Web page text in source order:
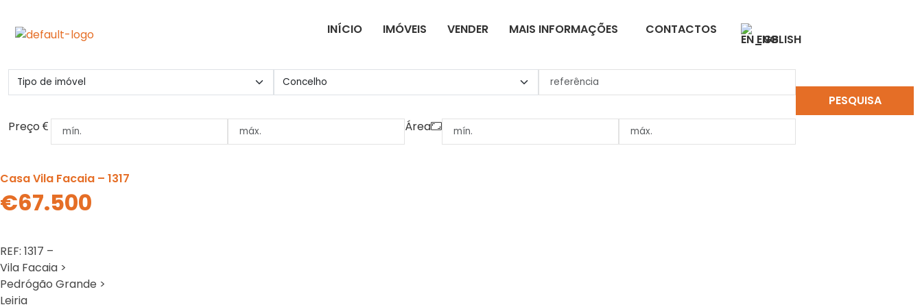
INÍCIO IMÓVEIS VENDER MAIS INFORMAÇÕES CONTACTOS
ENGLISH
Preço Área
PESQUISA
Casa Vila Facaia – 1317
€67.500
REF: 1317 –
Vila Facaia >
Pedrógão Grande >
Leiria